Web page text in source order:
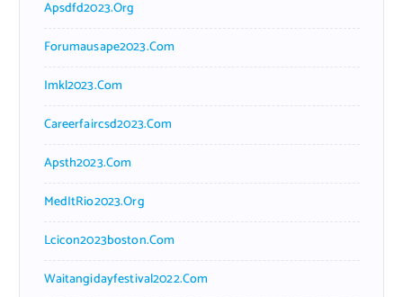
Apsdfd2023.org
Forumausape2023.com
Imkl2023.com
Careerfaircsd2023.com
Apsth2023.com
MedItRio2023.org
Lcicon2023boston.com
Waitangidayfestival2022.com